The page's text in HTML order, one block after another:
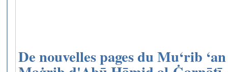
De nouvelles pages du Mu‘rib